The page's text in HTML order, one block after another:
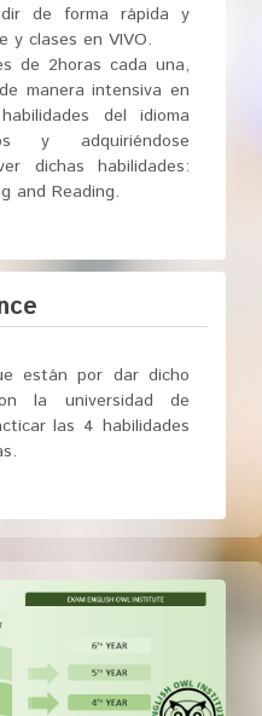
de forma rápida y
y clases en VIVO.
de 2horas cada una,
manera intensiva en
del idioma
y adquiriéndose
dichas habilidades:
and Reading.
están por dar dicho
la universidad de
las 4 habilidades